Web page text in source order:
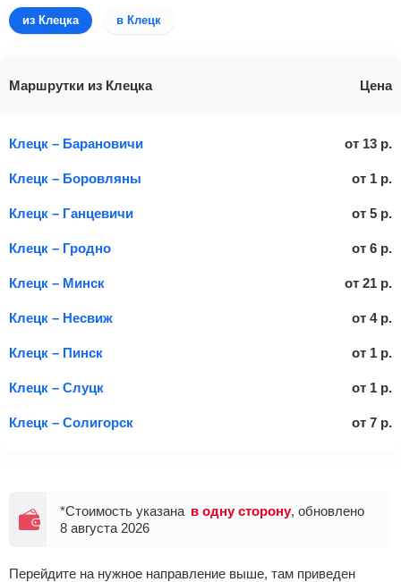
из Клецка в Клецк
Маршрутки из Клецка Цена
Клецк – Барановичи от 13 р.
Клецк – Боровляны от 1 р.
Клецк – Ганцевичи от 5 р.
Клецк – Гродно от 6 р.
Клецк – Минск от 21 р.
Клецк – Несвиж от 4 р.
Клецк – Пинск от 1 р.
Клецк – Слуцк от 1 р.
Клецк – Солигорск от 7 р.
*Стоимость указана в одну сторону, обновлено
8 августа 2026
Перейдите на нужное направление выше, там приведен